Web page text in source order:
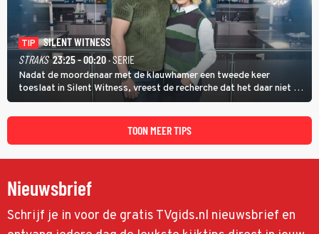
TIP
SILENT WITNESS
STRAKS 23:25 - 00:20· SERIE
Nadat de moordenaar met de klauwhamer een tweede keer
toeslaat in Silent Witness, vreest de recherche dat het daar niet bij
blijft en vinden Kit en Jack op de plaats delict een foto met nog
twee andere potentiële slachtoffers.
TOON MEER TIPS
Nieuwsbrief
Schrijf je in voor de gratis TVgids.nl nieuwsbrief en